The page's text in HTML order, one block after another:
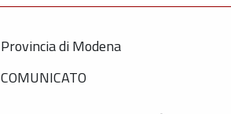
Provincia di Modena
COMUNICATO